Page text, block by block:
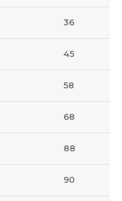
36
45
58
68
88
90